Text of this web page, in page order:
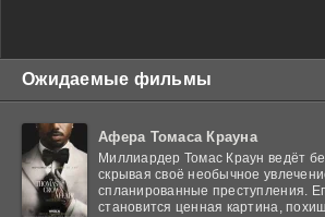
Ожидаемые фильмы
Афера Томаса Крауна
Миллиардер Томас Краун ведёт
скрывая своё необычное
спланированные преступления.
становится ценная картина,